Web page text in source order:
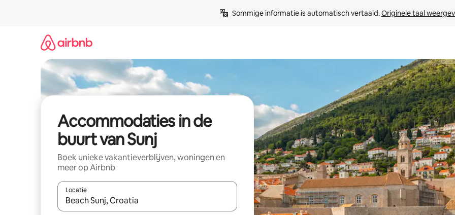
Sommige informatie is automatisch vertaald. Originele taal
Accommodaties in de
buurt van Sunj
Boek unieke vakantieverblijven, woningen en
meer op Airbnb
Locatie
Wanneer er resultaten beschikbaar zijn, maak je een keuze met je de pijltjestoetsen omhoog en omlaag, óf door te